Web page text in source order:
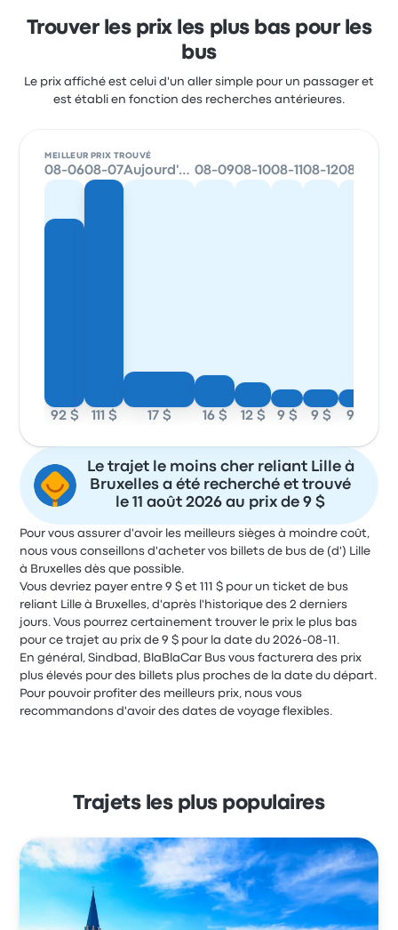
Trouver les prix les plus bas pour les
bus
Le prix affiché est celui d'un aller simple pour un passager et
est établi en fonction des recherches antérieures.
MEILLEUR PRIX TROUVÉ
08-06
92 $
08-07
111 $
Aujourd'hui
17 $
08-09
16 $
08-10
12 $
08-11
9 $
08-12
9 $
08-13
9 $
Le trajet le moins cher reliant Lille à
Bruxelles a été recherché et trouvé
le 11 août 2026 au prix de 9 $
Pour vous assurer d'avoir les meilleurs sièges à moindre coût,
nous vous conseillons d'acheter vos billets de bus de (d') Lille
à Bruxelles dès que possible.
Vous devriez payer entre 9 $ et 111 $ pour un ticket de bus
reliant Lille à Bruxelles, d'après l'historique des 2 derniers
jours. Vous pourrez certainement trouver le prix le plus bas
pour ce trajet au prix de 9 $ pour la date du 2026-08-11.
En général, Sindbad, BlaBlaCar Bus vous facturera des prix
plus élevés pour des billets plus proches de la date du départ.
Pour pouvoir profiter des meilleurs prix, nous vous
recommandons d'avoir des dates de voyage flexibles.
Trajets les plus populaires